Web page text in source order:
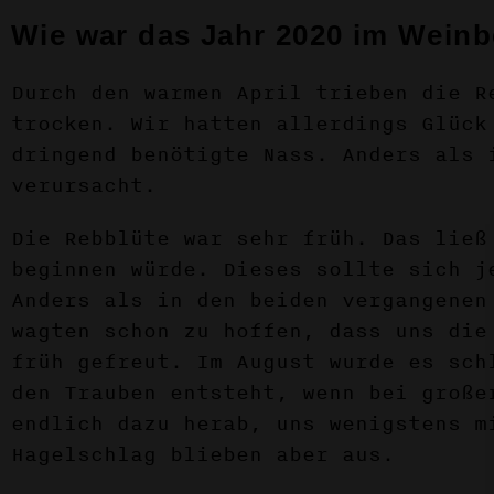
Wie war das Jahr 2020 im
Durch den warmen April trieben die
trocken. Wir hatten allerdings Glück
dringend benötigte Nass. Anders als
verursacht.
Die Rebblüte war sehr früh. Das
beginnen würde. Dieses sollte sich
Anders als in den beiden
wagten schon zu hoffen, dass uns
früh gefreut. Im August wurde es
den Trauben entsteht, wenn bei
endlich dazu herab, uns wenigstens
Hagelschlag blieben aber aus.